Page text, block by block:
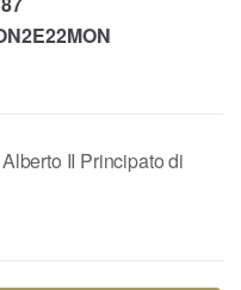
II Principato di